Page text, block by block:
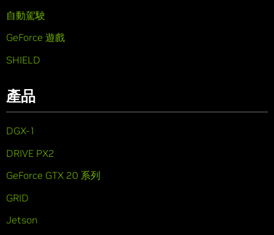
自動駕駛
GeForce 遊戲
SHIELD
產品
DGX-1
DRIVE PX2
GeForce GTX 20 系列
GRID
Jetson